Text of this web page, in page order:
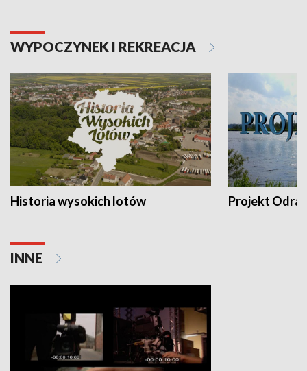
WYPOCZYNEK I REKREACJA
Historia wysokich lotów Projekt Odra
INNE